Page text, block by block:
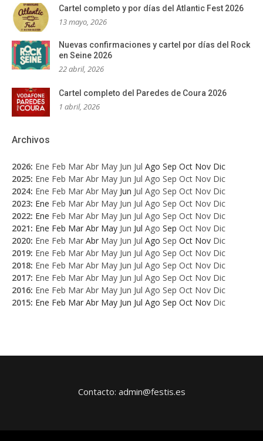
Cartel completo y por días del Atlantic Fest 2026
13 mayo, 2026
Nuevas confirmaciones y cartel por días del Rock
en Seine 2026
22 abril, 2026
Cartel completo del Paredes de Coura 2026
1 abril, 2026
Archivos
2026: Ene Feb Mar Abr May Jun Jul Ago Sep Oct Nov Dic
2025: Ene Feb Mar Abr May Jun Jul Ago Sep Oct Nov Dic
2024: Ene Feb Mar Abr May Jun Jul Ago Sep Oct Nov Dic
2023: Ene Feb Mar Abr May Jun Jul Ago Sep Oct Nov Dic
2022: Ene Feb Mar Abr May Jun Jul Ago Sep Oct Nov Dic
2021: Ene Feb Mar Abr May Jun Jul Ago Sep Oct Nov Dic
2020: Ene Feb Mar Abr May Jun Jul Ago Sep Oct Nov Dic
2019: Ene Feb Mar Abr May Jun Jul Ago Sep Oct Nov Dic
2018: Ene Feb Mar Abr May Jun Jul Ago Sep Oct Nov Dic
2017: Ene Feb Mar Abr May Jun Jul Ago Sep Oct Nov Dic
2016: Ene Feb Mar Abr May Jun Jul Ago Sep Oct Nov Dic
2015: Ene Feb Mar Abr May Jun Jul Ago Sep Oct Nov Dic
Contacto: admin@festis.es